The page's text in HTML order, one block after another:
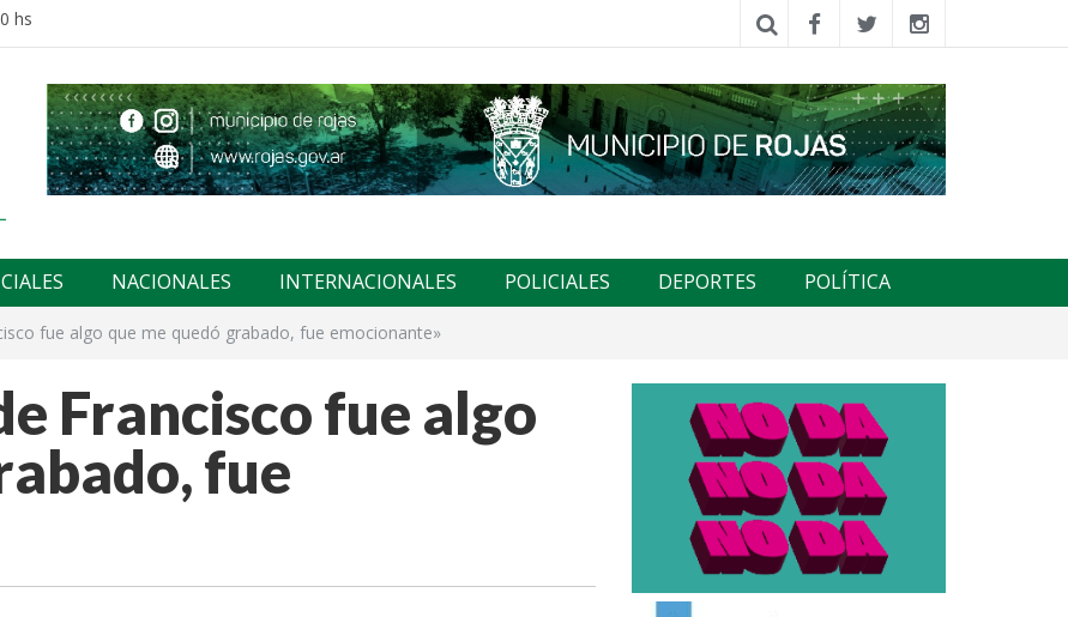
hs
NACIONALES INTERNACIONALES POLICIALES DEPORTES POLÍTICA
fue algo que me quedó grabado, fue emocionante»
Francisco fue algo
fue